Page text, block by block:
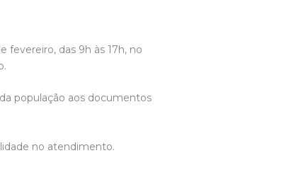
das 9h às 17h, no
população aos documentos
no atendimento.